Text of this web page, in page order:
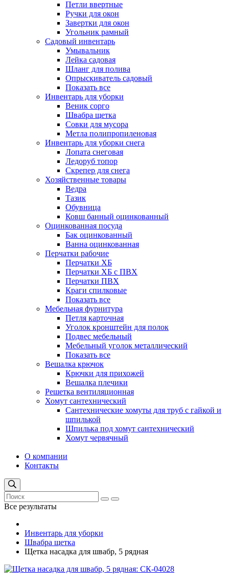
Петли ввертные
Ручки для окон
Завертки для окон
Угольник рамный
Садовый инвентарь
Умывальник
Лейка садовая
Шланг для полива
Опрыскиватель садовый
Показать все
Инвентарь для уборки
Веник сорго
Швабра щетка
Совки для мусора
Метла полипропиленовая
Инвентарь для уборки снега
Лопата снеговая
Ледоруб топор
Скрепер для снега
Хозяйственные товары
Ведра
Тазик
Обувница
Ковш банный оцинкованный
Оцинкованная посуда
Бак оцинкованный
Ванна оцинкованная
Перчатки рабочие
Перчатки ХБ
Перчатки ХБ с ПВХ
Перчатки ПВХ
Краги спилковые
Показать все
Мебельная фурнитура
Петля карточная
Уголок кронштейн для полок
Подвес мебельный
Мебельный уголок металлический
Показать все
Вешалка крючок
Крючки для прихожей
Вешалка плечики
Решетка вентиляционная
Хомут сантехнический
Сантехнические хомуты для труб с гайкой и
шпилькой
Шпилька под хомут сантехнический
Хомут червячный
О компании
Контакты
Все результаты
Инвентарь для уборки
Швабра щетка
Щетка насадка для швабр, 5 рядная